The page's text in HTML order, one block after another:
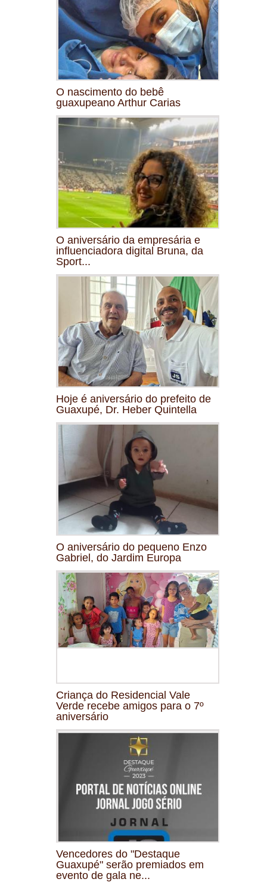
O nascimento do bebê
guaxupeano Arthur Carias
O aniversário da empresária e
influenciadora digital Bruna, da
Sport...
Hoje é aniversário do prefeito de
Guaxupé, Dr. Heber Quintella
O aniversário do pequeno Enzo
Gabriel, do Jardim Europa
Criança do Residencial Vale
Verde recebe amigos para o 7º
aniversário
Vencedores do "Destaque
Guaxupé" serão premiados em
evento de gala ne...